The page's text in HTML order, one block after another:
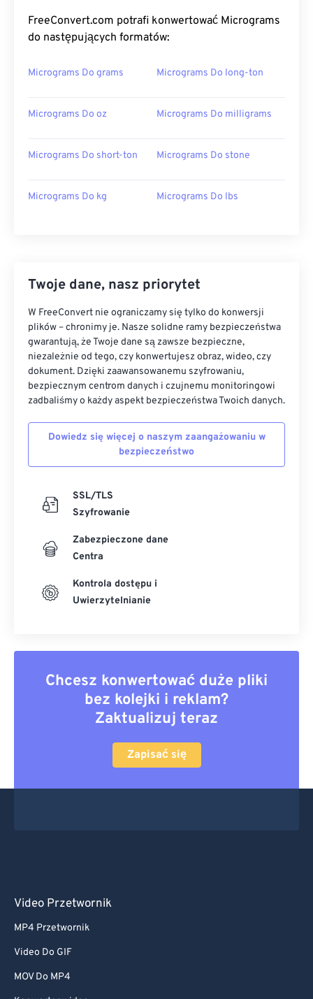
FreeConvert.com potrafi konwertować Micrograms
do następujących formatów:
Micrograms Do grams Micrograms Do long-ton
Micrograms Do oz Micrograms Do milligrams
Micrograms Do short-ton Micrograms Do stone
Micrograms Do kg Micrograms Do lbs
Twoje dane, nasz priorytet
W FreeConvert nie ograniczamy się tylko do konwersji
plików – chronimy je. Nasze solidne ramy bezpieczeństwa
gwarantują, że Twoje dane są zawsze bezpieczne,
niezależnie od tego, czy konwertujesz obraz, wideo, czy
dokument. Dzięki zaawansowanemu szyfrowaniu,
bezpiecznym centrom danych i czujnemu monitoringowi
zadbaliśmy o każdy aspekt bezpieczeństwa Twoich danych.
Dowiedz się więcej o naszym zaangażowaniu w
bezpieczeństwo
SSL/TLS
Szyfrowanie
Zabezpieczone dane
Centra
Kontrola dostępu i
Uwierzytelnianie
Chcesz konwertować duże pliki
bez kolejki i reklam?
Zaktualizuj teraz
Zapisać się
Video Przetwornik
MP4 Przetwornik
Video Do GIF
MOV Do MP4